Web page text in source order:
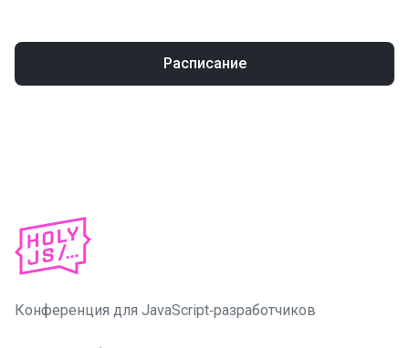
Расписание
Конференция для JavaScript‑разработчиков